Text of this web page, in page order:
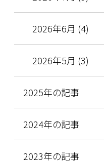
2026年6月 (4)
2026年5月 (3)
2025年の記事
2024年の記事
2023年の記事